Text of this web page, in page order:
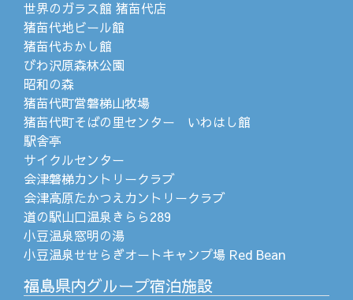
世界のガラス館 猪苗代店
猪苗代地ビール館
猪苗代おかし館
びわ沢原森林公園
昭和の森
猪苗代町営磐梯山牧場
猪苗代町そばの里センター いわはし館
駅舎亭
サイクルセンター
会津磐梯カントリークラブ
会津高原たかつえカントリークラブ
道の駅山口温泉きらら289
小豆温泉窓明の湯
小豆温泉せせらぎオートキャンプ場 Red Bean
福島県内グループ宿泊施設